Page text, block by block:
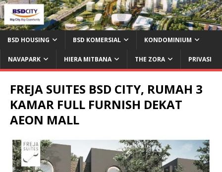
BSD HOUSING BSD KOMERSIAL KONDOMINIUM
NAVAPARK HIERA MITBANA THE ZORA PRIVASI
FREJA SUITES BSD CITY, RUMAH 3
KAMAR FULL FURNISH DEKAT
AEON MALL